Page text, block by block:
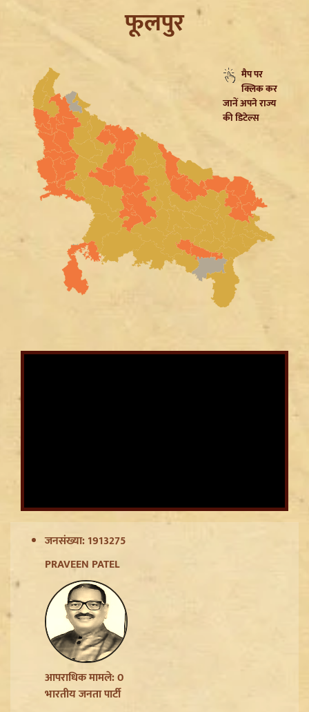
Jharkhand JPSC JSSC Protest: सियासी रंग में रंगा
आंदोलन, Rahul Gandhi ने छात्रों को दिया Reforms का
भरोसा
सुरक्षा, Amarnath Yatra सस्पेंड और हाईवे हुआ सील
Ladakh Formation Day: शांति और विकास की नई ऊंचाइयों
पर लद्दाख, LG ने PM Modi और Amit Shah का जताया
फूलपुर
मैप पर
क्लिक कर
जानें अपने राज्य
की डिटेल्स
जनसंख्या: 1913275
PRAVEEN PATEL
आपराधिक मामले: 0
भारतीय जनता पार्टी